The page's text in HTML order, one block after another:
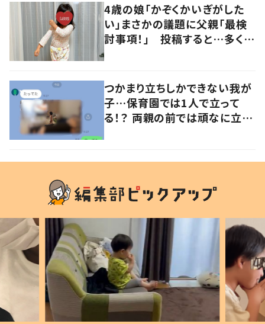
4歳の娘「かぞくかいぎがした
い」まさかの議題に父親「最検
討事項！」 投稿すると…多くの
つかまり立ちしかできない我が
子…保育園では1人で立って
る！？ 両親の前では頑なに立た